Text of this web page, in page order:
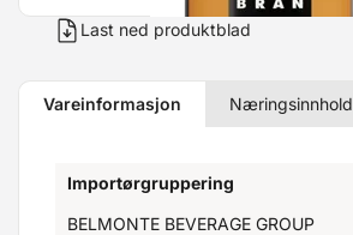
Last ned produktblad
Vareinformasjon Næringsinnhold
Importørgruppering
BELMONTE BEVERAGE GROUP